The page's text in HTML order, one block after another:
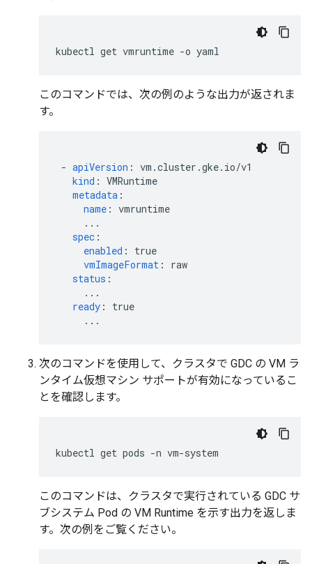
kubectl get vmruntime -o yaml
このコマンドでは、次の例のような出力が返されま
す。
- apiVersion : vm.cluster.gke.io/v1
kind : VMRuntime
metadata :
name : vmruntime
...
spec :
enabled :
true
vmImageFormat :
raw
status :
...
ready :
true
...
次のコマンドを使用して、クラスタで GDC の VM ラ
ンタイム仮想マシン サポートが有効になっているこ
とを確認します。
kubectl get pods -n vm-system
このコマンドは、クラスタで実行されている GDC サ
ブシステム Pod の VM Runtime を示す出力を返しま
す。次の例をご覧ください。